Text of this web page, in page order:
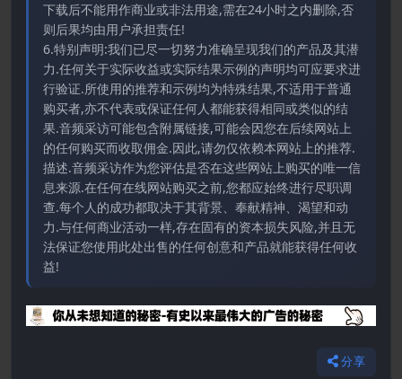
下载后不能用作商业或非法用途,需在24小时之内删除,否
则后果均由用户承担责任!
6.特别声明:我们已尽一切努力准确呈现我们的产品及其潜
力.任何关于实际收益或实际结果示例的声明均可应要求进
行验证.所使用的推荐和示例均为特殊结果,不适用于普通
购买者,亦不代表或保证任何人都能获得相同或类似的结
果.音频采访可能包含附属链接,可能会因您在后续网站上
的任何购买而收取佣金.因此,请勿仅依赖本网站上的推荐.
描述.音频采访作为您评估是否在这些网站上购买的唯一信
息来源.在任何在线网站购买之前,您都应始终进行尽职调
查.每个人的成功都取决于其背景、奉献精神、渴望和动
力.与任何商业活动一样,存在固有的资本损失风险,并且无
法保证您使用此处出售的任何创意和产品就能获得任何收
益!
分享